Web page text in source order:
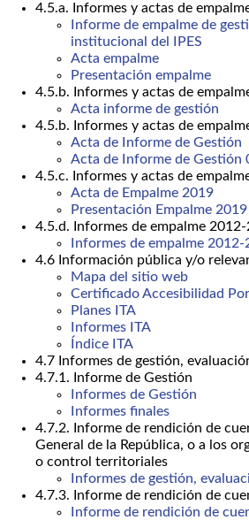
4.5.a. Informes y actas de
Informe de empalme de
institucional del IPES
Acta empalme
Presentación empalme
4.5.b. Informes y actas de
Acta informe de gestión
4.5.b. Informes y actas de
Acta de Informe de Gestión
Acta de Informe de Gestión
4.5.c. Informes y actas de
Acta de Empalme 2019
Presentación Empalme 2019
4.5.d. Informes de empalme
Informes de empalme 2012-
4.6 Información pública y/o
Mapa del sitio web
Certificado Accesibilidad
Planes ITA
Informes ITA
Índice ITA
4.7 Informes de gestión,
4.7.1. Informe de Gestión
Informes de Gestión
Informes finales
4.7.2. Informe de rendición de
General de la República, o a los
o control territoriales
Informes de gestión,
4.7.3. Informe de rendición de
Informe de rendición de